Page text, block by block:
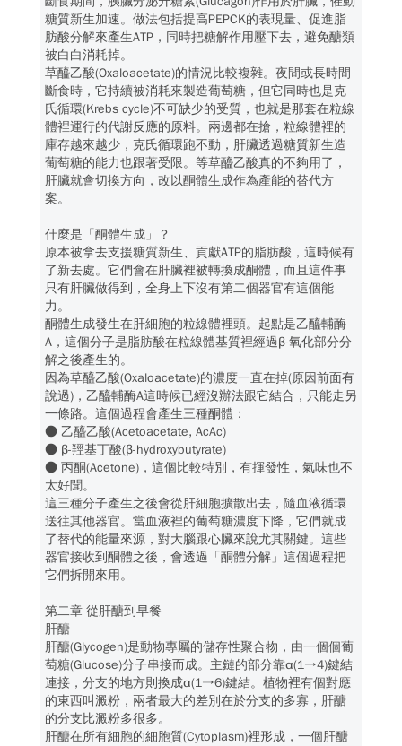
糖質新生加速。做法包括提高PEPCK的表現量、促進脂
肪酸分解來產生ATP，同時把糖解作用壓下去，避免醣類
被白白消耗掉。
草醯乙酸(Oxaloacetate)的情況比較複雜。夜間或長時間
斷食時，它持續被消耗來製造葡萄糖，但它同時也是克
氏循環(Krebs cycle)不可缺少的受質，也就是那套在粒線
體裡運行的代謝反應的原料。兩邊都在搶，粒線體裡的
庫存越來越少，克氏循環跑不動，肝臟透過糖質新生造
葡萄糖的能力也跟著受限。等草醯乙酸真的不夠用了，
肝臟就會切換方向，改以酮體生成作為產能的替代方
案。
什麼是「酮體生成」？
原本被拿去支援糖質新生、貢獻ATP的脂肪酸，這時候有
了新去處。它們會在肝臟裡被轉換成酮體，而且這件事
只有肝臟做得到，全身上下沒有第二個器官有這個能
力。
酮體生成發生在肝細胞的粒線體裡頭。起點是乙醯輔酶
A，這個分子是脂肪酸在粒線體基質裡經過β-氧化部分分
解之後產生的。
因為草醯乙酸(Oxaloacetate)的濃度一直在掉(原因前面有
說過)，乙醯輔酶A這時候已經沒辦法跟它結合，只能走另
一條路。這個過程會產生三種酮體：
● 乙醯乙酸(Acetoacetate, AcAc)
● β-羥基丁酸(β-hydroxybutyrate)
● 丙酮(Acetone)，這個比較特別，有揮發性，氣味也不
太好聞。
這三種分子產生之後會從肝細胞擴散出去，隨血液循環
送往其他器官。當血液裡的葡萄糖濃度下降，它們就成
了替代的能量來源，對大腦跟心臟來說尤其關鍵。這些
器官接收到酮體之後，會透過「酮體分解」這個過程把
它們拆開來用。
第二章 從肝醣到早餐
肝醣
肝醣(Glycogen)是動物專屬的儲存性聚合物，由一個個葡
萄糖(Glucose)分子串接而成。主鏈的部分靠α(1→4)鍵結
連接，分支的地方則換成α(1→6)鍵結。植物裡有個對應
的東西叫澱粉，兩者最大的差別在於分支的多寡，肝醣
的分支比澱粉多很多。
肝醣在所有細胞的細胞質(Cytoplasm)裡形成，一個肝醣